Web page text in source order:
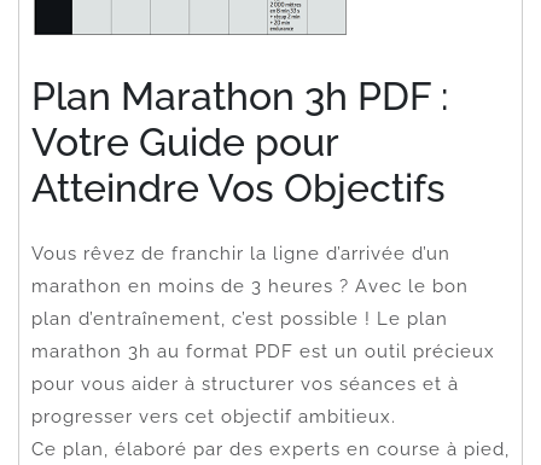
Plan Marathon 3h PDF :
Votre Guide pour
Atteindre Vos Objectifs
Vous rêvez de franchir la ligne d’arrivée d’un
marathon en moins de 3 heures ? Avec le bon
plan d’entraînement, c’est possible ! Le plan
marathon 3h au format PDF est un outil précieux
pour vous aider à structurer vos séances et à
progresser vers cet objectif ambitieux.
Ce plan, élaboré par des experts en course à pied,